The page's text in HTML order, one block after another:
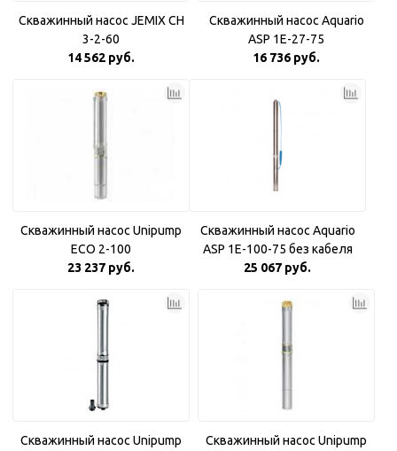
Скважинный насос JEMIX CH
3-2-60
14 562 руб.
Скважинный насос Aquario
ASP 1E-27-75
16 736 руб.
Скважинный насос Unipump
ECO 2-100
23 237 руб.
Скважинный насос Aquario
ASP 1E-100-75 без кабеля
25 067 руб.
Скважинный насос Unipump
Скважинный насос Unipump